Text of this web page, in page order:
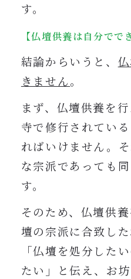
す。
【仏壇供養は自分でで
結論からいうと、
きません。
まず、仏壇供養を
寺で修行されてい
ればいけません。
な宗派であっても
す。
そのため、仏壇供
壇の宗派に合致し
「仏壇を処分した
たい」と伝え、お